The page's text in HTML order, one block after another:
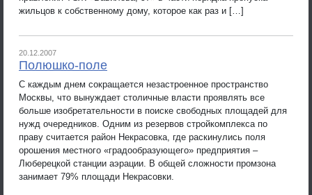
жильцов к собственному дому, которое как раз и […]
20.12.2007
Полюшко-поле
С каждым днем сокращается незастроенное пространство
Москвы, что вынуждает столичные власти проявлять все
больше изобретательности в поиске свободных площадей для
нужд очередников. Одним из резервов стройкомплекса по
праву считается район Некрасовка, где раскинулись поля
орошения местного «градообразующего» предприятия –
Люберецкой станции аэрации. В общей сложности промзона
занимает 79% площади Некрасовки.